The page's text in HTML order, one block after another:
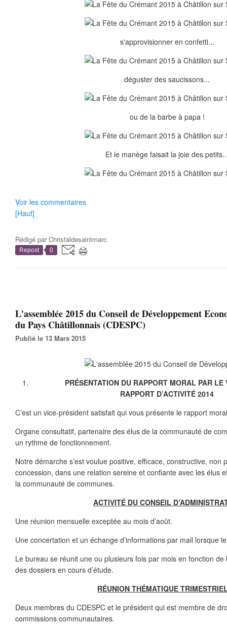
s'approvisionner en confetti...
déguster des saucissons...
ou de la barbe à papa !
Et le manège faisait la joie des
Voir les commentaires
[Haut]
Rédigé parChristaldesaintmarc
Repost 0
L'assemblée 2015 du Conseil de Développement
du Pays Châtillonnais (CDESPC)
Publié le 13 Mars 2015
PRÉSENTATION DU RAPPORT MORAL PAR LE
RAPPORT D’ACTIVITÉ 2014
C’est un vice-président satisfait qui vous présente le rapport
Organe consultatif, partenaire des élus de la communauté de
un rythme de fonctionnement.
Notre démarche s’est voulue positive, efficace, constructive, non
concession, dans une relation sereine et confiante avec les élus
la communauté de communes.
ACTIVITÉ DU CONSEIL
Une réunion mensuelle exceptée au mois d’août.
Une concertation et un échange d’informations par mail lorsque
Le bureau se réunit une ou plusieurs fois par mois en fonction de
des dossiers en cours d’étude.
RÉUNION THÉMATIQUE
Deux membres du CDESPC et le président qui est membre de
commissions communautaires.